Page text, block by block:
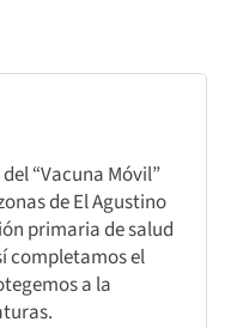
“Vacuna Móvil”
de El Agustino
primaria de salud
completamos el
a la